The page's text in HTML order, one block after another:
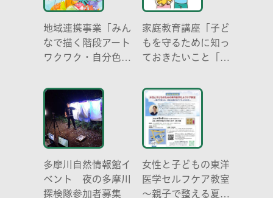
地域連携事業「みん
なで描く階段アート
ワクワク・自分色の
家庭教育講座「子ど
もを守るために知っ
ておきたいこと「プ
どう伝える? (幼児
編)」
多摩川自然情報館イ
ベント 夜の多摩川
探検隊参加者募集
女性と子どもの東洋
医学セルフケア教室
～親子で整える夏休